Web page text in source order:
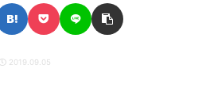
2019.09.05